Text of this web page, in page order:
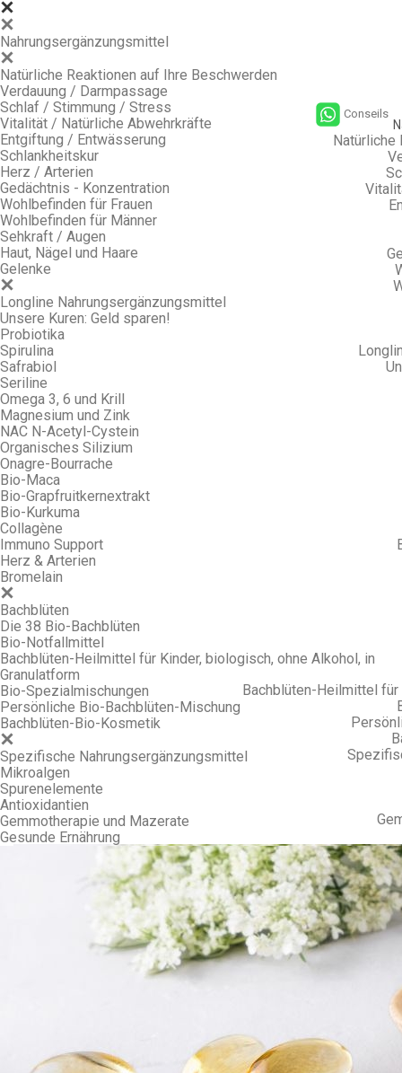
Nahrungsergänzungsmittel
Natürliche Reaktionen auf Ihre Beschwerden
Verdauung / Darmpassage
Schlaf / Stimmung / Stress
Vitalität / Natürliche Abwehrkräfte
Entgiftung / Entwässerung
Schlankheitskur
Herz / Arterien
Gedächtnis - Konzentration
Wohlbefinden für Frauen
Wohlbefinden für Männer
Sehkraft / Augen
Haut, Nägel und Haare
Gelenke
Longline Nahrungsergänzungsmittel
Unsere Kuren: Geld sparen!
Probiotika
Spirulina
Safrabiol
Seriline
Omega 3, 6 und Krill
Magnesium und Zink
NAC N-Acetyl-Cystein
Organisches Silizium
Onagre-Bourrache
Bio-Maca
Bio-Grapfruitkernextrakt
Bio-Kurkuma
Collagène
Immuno Support
Herz & Arterien
Bromelain
Bachblüten
Die 38 Bio-Bachblüten
Bio-Notfallmittel
Bachblüten-Heilmittel für Kinder, biologisch, ohne Alkohol, in
Granulatform
Bio-Spezialmischungen
Persönliche Bio-Bachblüten-Mischung
Bachblüten-Bio-Kosmetik
Spezifische Nahrungsergänzungsmittel
Mikroalgen
Spurenelemente
Antioxidantien
Gemmotherapie und Mazerate
Gesunde Ernährung
Natürliche
Bachblüten-Heilmittel für
Conseils